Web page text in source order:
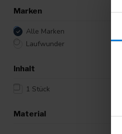
Marken
Alle Marken
Laufwunder
Inhalt
1 Stück
Material